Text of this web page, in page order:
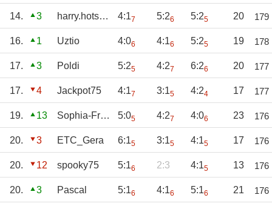
14. 3 harry.hotspur 4:17 5:26 5:25 20 179
16. 1 Uztio 4:06 4:16 5:25 19 178
17. 3 Poldi 5:25 4:27 6:26 20 177
17. 4 Jackpot75 4:17 3:15 4:24 17 177
19. 13 Sophia-Franken 5:05 4:27 4:06 23 176
20. 3 ETC_Gera 6:15 3:15 4:15 17 176
20. 12 spooky75 5:16 2:3 4:15 13 176
20. 3 Pascal 5:16 4:16 5:16 21 176